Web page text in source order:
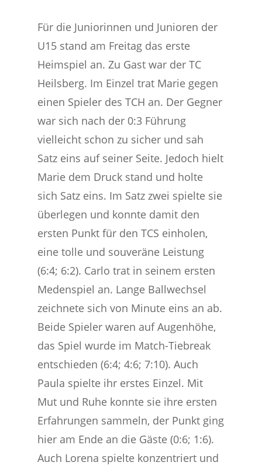
Für die Juniorinnen und Junioren der
U15 stand am Freitag das erste
Heimspiel an. Zu Gast war der TC
Heilsberg. Im Einzel trat Marie gegen
einen Spieler des TCH an. Der Gegner
war sich nach der 0:3 Führung
vielleicht schon zu sicher und sah
Satz eins auf seiner Seite. Jedoch hielt
Marie dem Druck stand und holte
sich Satz eins. Im Satz zwei spielte sie
überlegen und konnte damit den
ersten Punkt für den TCS einholen,
eine tolle und souveräne Leistung
(6:4; 6:2). Carlo trat in seinem ersten
Medenspiel an. Lange Ballwechsel
zeichnete sich von Minute eins an ab.
Beide Spieler waren auf Augenhöhe,
das Spiel wurde im Match-Tiebreak
entschieden (6:4; 4:6; 7:10). Auch
Paula spielte ihr erstes Einzel. Mit
Mut und Ruhe konnte sie ihre ersten
Erfahrungen sammeln, der Punkt ging
hier am Ende an die Gäste (0:6; 1:6).
Auch Lorena spielte konzentriert und